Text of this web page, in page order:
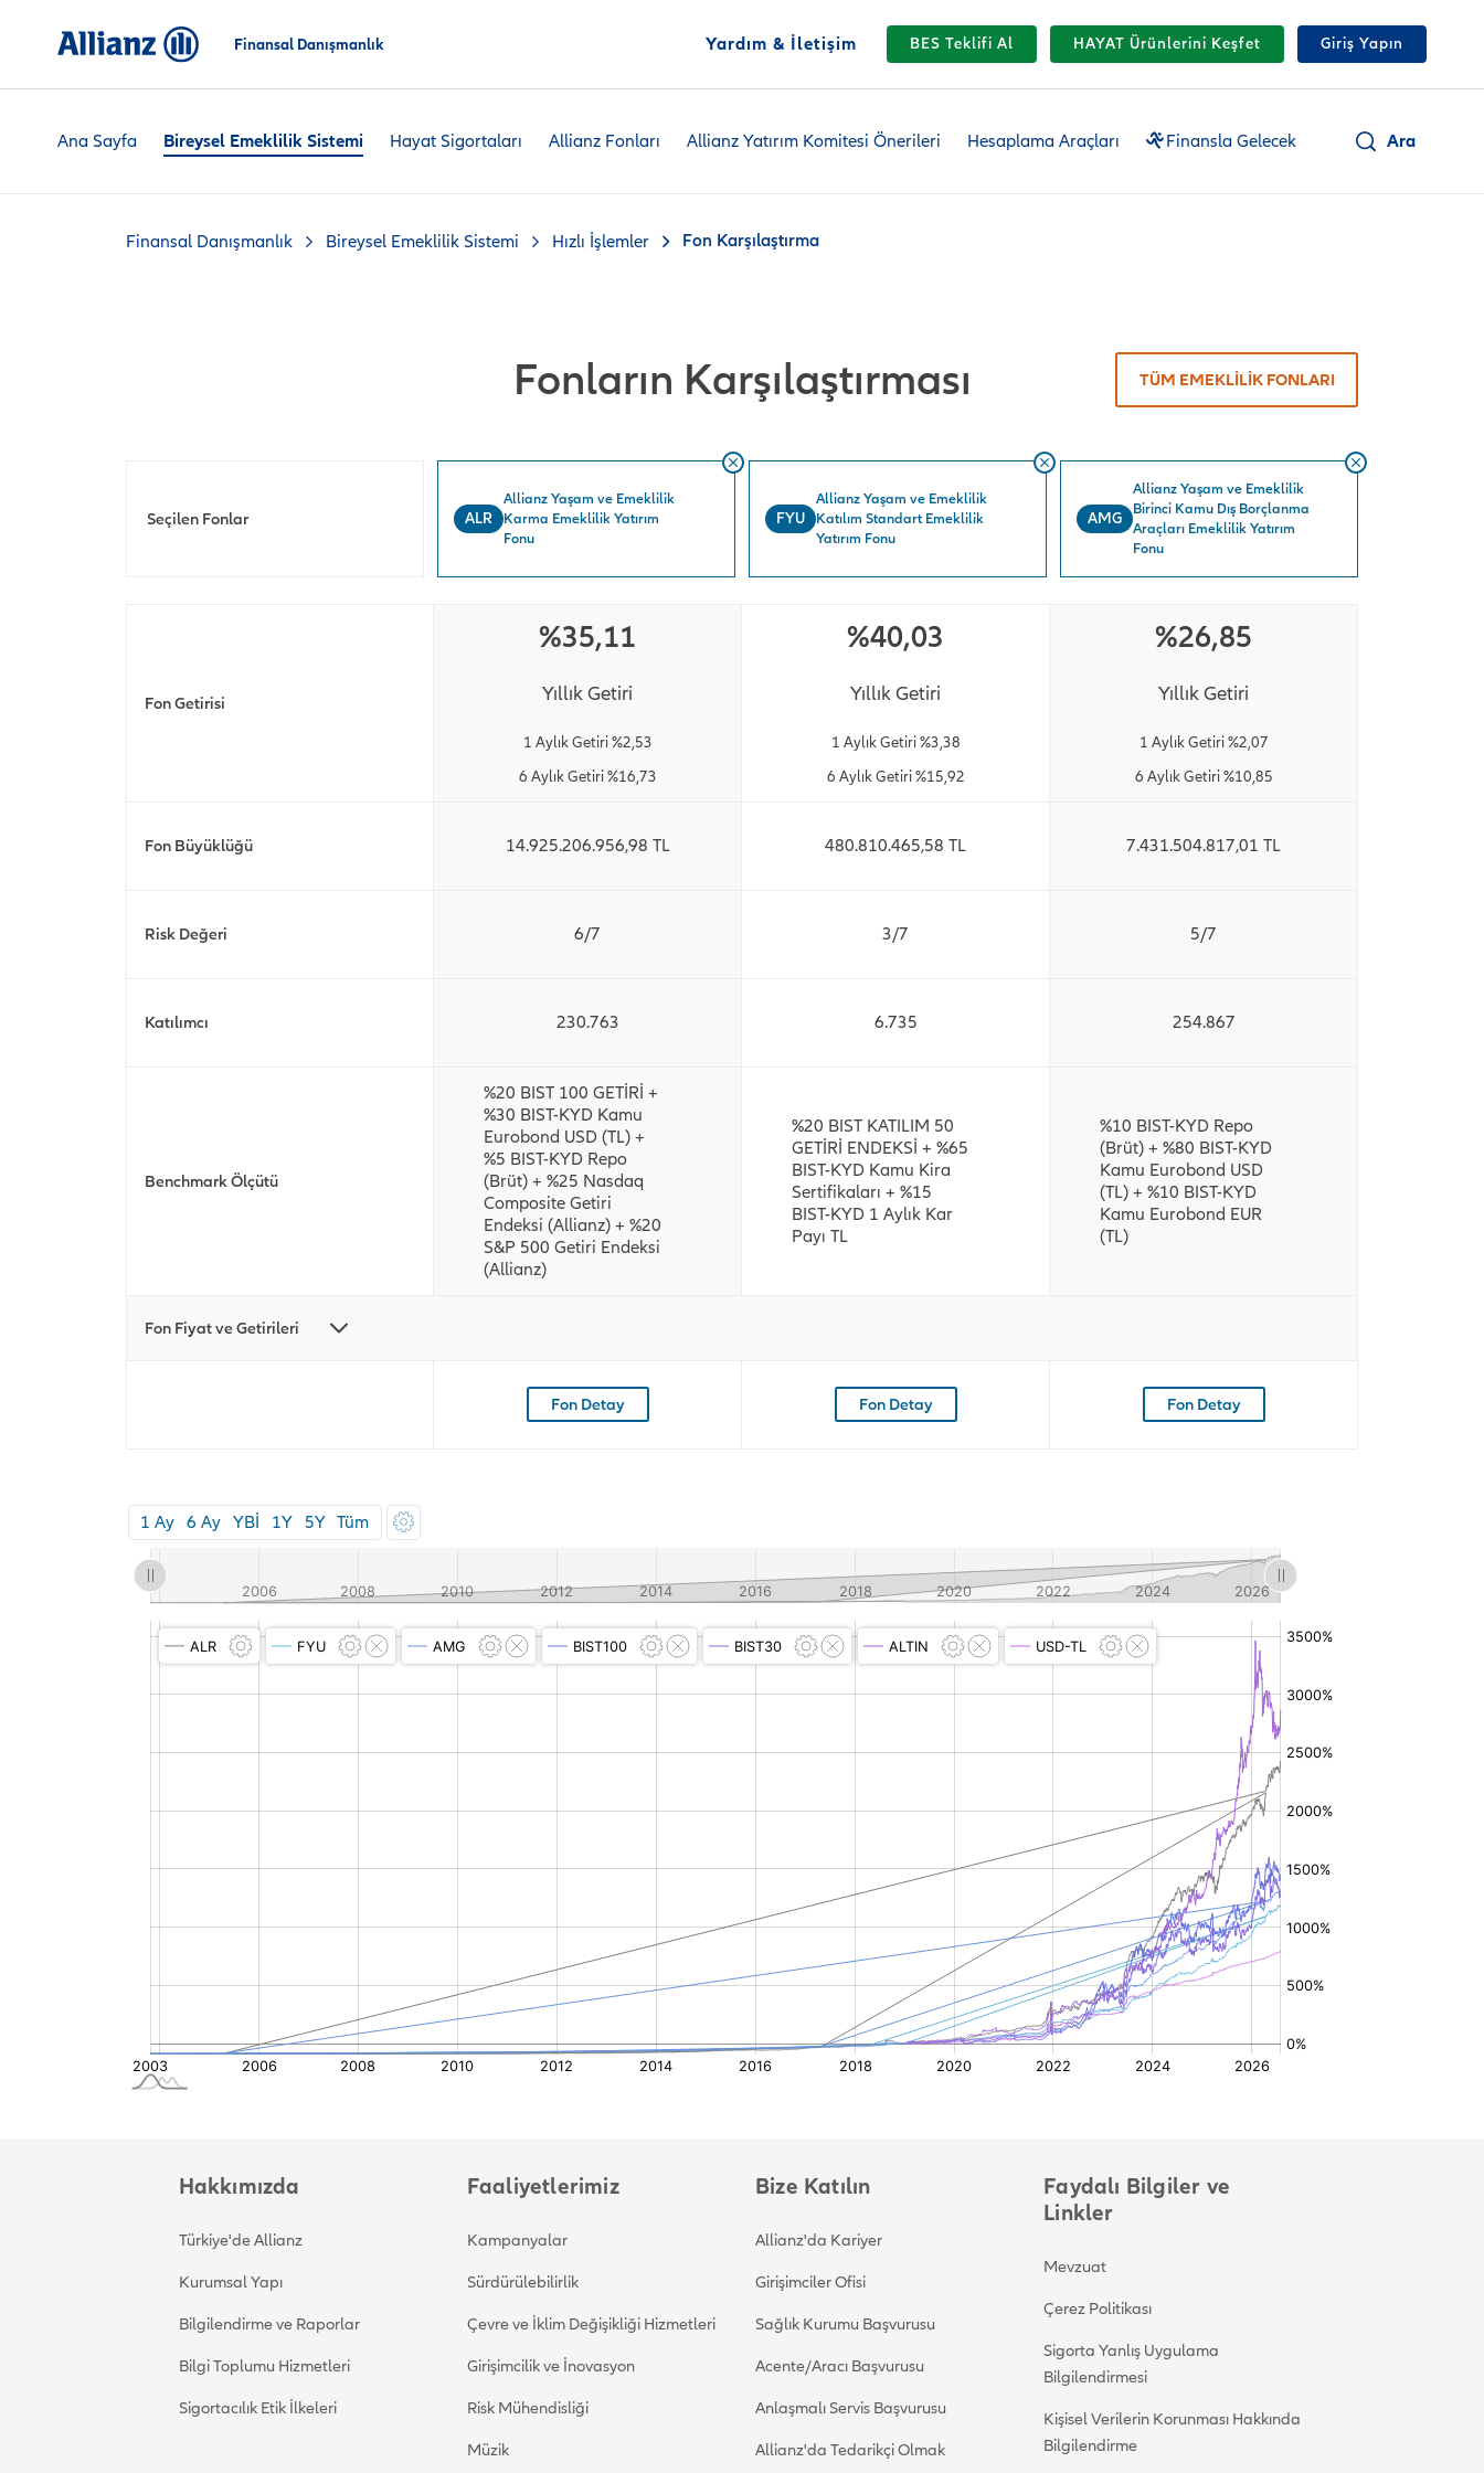
Finansal Danışmanlık Yardım & İletişim BES Teklifi Al HAYAT Ürünlerini Keşfet Giriş Yapın
Ana Sayfa Bireysel Emeklilik Sistemi Hayat Sigortaları Allianz Fonları Allianz Yatırım Komitesi Önerileri Hesaplama Araçları Finansla Gelecek Ara
Finansal Danışmanlık Bireysel Emeklilik Sistemi Hızlı İşlemler Fon Karşılaştırma
Fonların Karşılaştırması TÜM EMEKLİLİK FONLARI
Seçilen Fonlar ALR
Allianz Yaşam ve Emeklilik
Karma Emeklilik Yatırım
Fonu
FYU
Allianz Yaşam ve Emeklilik
Katılım Standart Emeklilik
Yatırım Fonu
AMG
Allianz Yaşam ve Emeklilik
Birinci Kamu Dış Borçlanma
Araçları Emeklilik Yatırım
Fonu
Fon Getirisi
%35,11
Yıllık Getiri
1 Aylık Getiri %2,53
6 Aylık Getiri %16,73
%40,03
Yıllık Getiri
1 Aylık Getiri %3,38
6 Aylık Getiri %15,92
%26,85
Yıllık Getiri
1 Aylık Getiri %2,07
6 Aylık Getiri %10,85
Fon Büyüklüğü 14.925.206.956,98 TL 480.810.465,58 TL 7.431.504.817,01 TL
Risk Değeri 6/7 3/7 5/7
Katılımcı 230.763 6.735 254.867
Benchmark Ölçütü
%20 BIST 100 GETİRİ +
%30 BIST-KYD Kamu
Eurobond USD (TL) +
%5 BIST-KYD Repo
(Brüt) + %25 Nasdaq
Composite Getiri
Endeksi (Allianz) + %20
S&P 500 Getiri Endeksi
(Allianz)
%20 BIST KATILIM 50
GETİRİ ENDEKSİ + %65
BIST-KYD Kamu Kira
Sertifikaları + %15
BIST-KYD 1 Aylık Kar
Payı TL
%10 BIST-KYD Repo
(Brüt) + %80 BIST-KYD
Kamu Eurobond USD
(TL) + %10 BIST-KYD
Kamu Eurobond EUR
(TL)
Fon Fiyat ve Getirileri
Fon Detay Fon Detay Fon Detay
1 Ay 6 Ay YBİ 1Y 5Y Tüm
Hakkımızda
Türkiye'de Allianz
Kurumsal Yapı
Bilgilendirme ve Raporlar
Bilgi Toplumu Hizmetleri
Sigortacılık Etik İlkeleri
Faaliyetlerimiz
Kampanyalar
Sürdürülebilirlik
Çevre ve İklim Değişikliği Hizmetleri
Girişimcilik ve İnovasyon
Risk Mühendisliği
Müzik
Bize Katılın
Allianz'da Kariyer
Girişimciler Ofisi
Sağlık Kurumu Başvurusu
Acente/Aracı Başvurusu
Anlaşmalı Servis Başvurusu
Allianz'da Tedarikçi Olmak
Faydalı Bilgiler ve
Linkler
Mevzuat
Çerez Politikası
Sigorta Yanlış Uygulama
Bilgilendirmesi
Kişisel Verilerin Korunması Hakkında
Bilgilendirme